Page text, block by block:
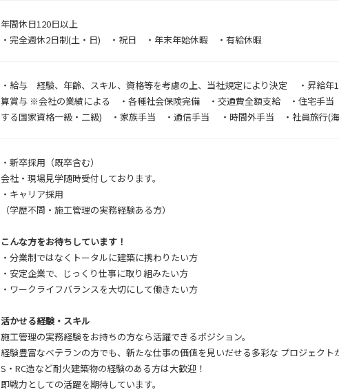
年間休日120日以上
・完全週休2日制(土・日) ・祝日 ・年末年始休暇 ・有給休暇
・給与 経験、年齢、スキル、資格等を考慮の上、当社規定により決定 ・昇給
算賞与 ※会社の業績による ・各種社会保険完備 ・交通費全額支給 ・住宅手
する国家資格一級・二級) ・家族手当 ・通信手当 ・時間外手当 ・社員旅行(
・新卒採用（既卒含む）
会社・現場見学随時受付しております。
・キャリア採用
（学歴不問・施工管理の実務経験ある方）
こんな方をお待ちしています！
・分業制ではなくトータルに建築に携わりたい方
・安定企業で、じっくり仕事に取り組みたい方
・ワークライフバランスを大切にして働きたい方
活かせる経験・スキル
施工管理の実務経験をお持ちの方なら活躍できるポジション。
経験豊富なベテランの方でも、新たな仕事の価値を見いだせる多彩な プロジェクト
S・RC造など耐火建築物の経験のある方は大歓迎！
即戦力としての活躍を期待しています。